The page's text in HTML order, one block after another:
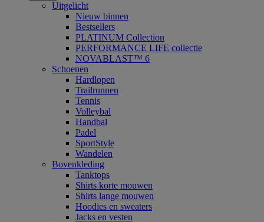
Uitgelicht
Nieuw binnen
Bestsellers
PLATINUM Collection
PERFORMANCE LIFE collectie
NOVABLAST™ 6
Schoenen
Hardlopen
Trailrunnen
Tennis
Volleybal
Handbal
Padel
SportStyle
Wandelen
Bovenkleding
Tanktops
Shirts korte mouwen
Shirts lange mouwen
Hoodies en sweaters
Jacks en vesten